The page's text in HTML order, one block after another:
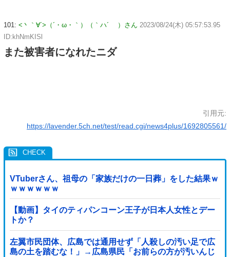
101: <丶｀∀´>（´・ω・｀）（｀ハ´ ）さん 2023/08/24(木) 05:57:53.95
ID:khNmKISl
また被害者になれたニダ
引用元:
https://lavender.5ch.net/test/read.cgi/news4plus/1692805561/
VTuberさん、祖母の「家族だけの一日葬」をした結果ｗ
ｗｗｗｗｗｗ
【動画】タイのティパンコーン王子が日本人女性とデー
トか？
左翼市民団体、広島では通用せず「人殺しの汚い足で広
島の土を踏むな！」→広島県民「お前らの方が汚いんじ